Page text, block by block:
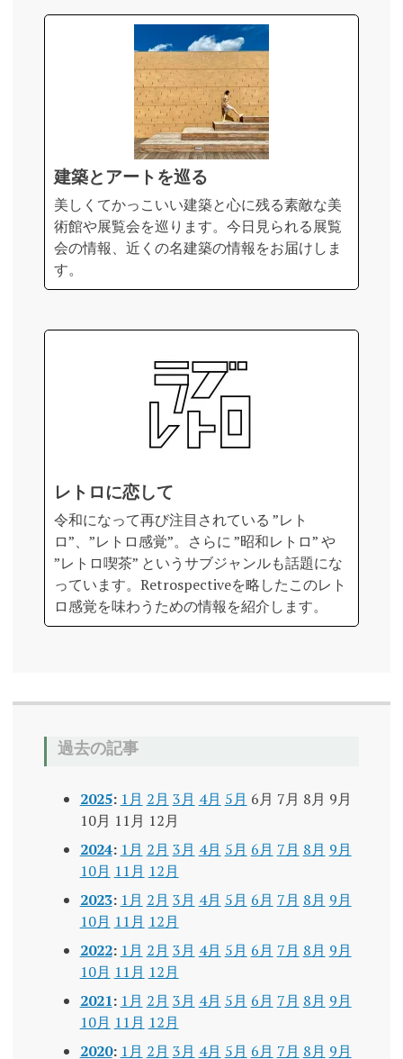
建築とアートを巡る
美しくてかっこいい建築と心に残る素敵な美
術館や展覧会を巡ります。今日見られる展覧
会の情報、近くの名建築の情報をお届けしま
す。
レトロに恋して
令和になって再び注目されている ”レト
ロ”、”レトロ感覚”。さらに ”昭和レトロ” や
”レトロ喫茶” というサブジャンルも話題にな
っています。Retrospectiveを略したこのレト
ロ感覚を味わうための情報を紹介します。
過去の記事
2025: 1月 2月 3月 4月 5月 6月 7月 8月 9月
10月 11月 12月
2024: 1月 2月 3月 4月 5月 6月 7月 8月 9月
10月 11月 12月
2023: 1月 2月 3月 4月 5月 6月 7月 8月 9月
10月 11月 12月
2022: 1月 2月 3月 4月 5月 6月 7月 8月 9月
10月 11月 12月
2021: 1月 2月 3月 4月 5月 6月 7月 8月 9月
10月 11月 12月
2020: 1月 2月 3月 4月 5月 6月 7月 8月 9月